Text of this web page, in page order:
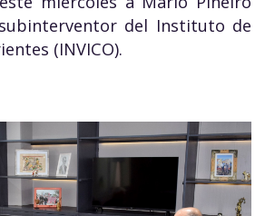
del Instituto de
(INVICO).